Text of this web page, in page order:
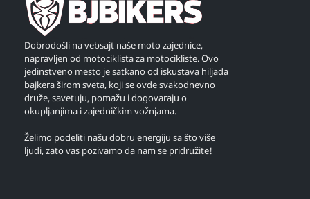
Dobrodošli na vebsajt naše moto zajednice,
napravljen od motociklista za motocikliste. Ovo
jedinstveno mesto je satkano od iskustava hiljada
bajkera širom sveta, koji se ovde svakodnevno
druže, savetuju, pomažu i dogovaraju o
okupljanjima i zajedničkim vožnjama.
Želimo podeliti našu dobru energiju sa što više
ljudi, zato vas pozivamo da nam se pridružite!